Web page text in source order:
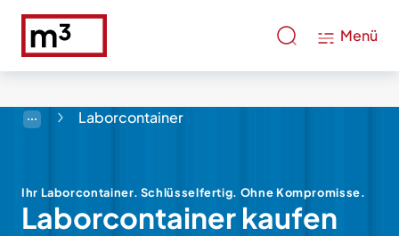
Menü
Laborcontainer
Ihr Laborcontainer. Schlüsselfertig. Ohne Kompromisse.
Laborcontainer kaufen